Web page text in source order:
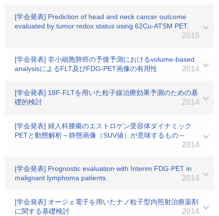
[学会発表] Prediction of head and neck cancer outcome
evaluated by tumor redox status using 62Cu-ATSM PET.
2015
[学会発表] 非小細胞肺癌の予後予測におけるvolume-based
analysisによるFLT及びFDG-PET画像の有用性
2014
[学会発表] 18F-FLTを用いた粒子線治療効果予測のための基
礎的検討
2014
[学会発表] 婦人科腫瘍のエストロゲン受容体ダイナミック
PETと動態解析～静態画像（SUV値）が意味するもの～
2014
[学会発表] Prognostic evaluation with Interim FDG-PET in
malignant lymphoma patients.
2014
[学会発表] オージェ電子を用いたナノ粒子型内照射治療薬剤
に関する基礎検討
2014